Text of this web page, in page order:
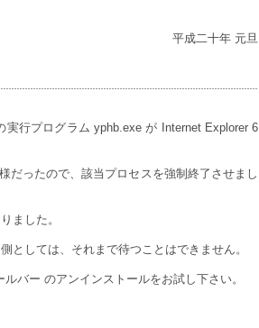
平成二十年 元旦
行プログラム yphb.exe が Internet Explorer 6
だったので、該当プロセスを強制終了させまし
ました。
としては、それまで待つことはできません。
バー のアンインストールをお試し下さい。